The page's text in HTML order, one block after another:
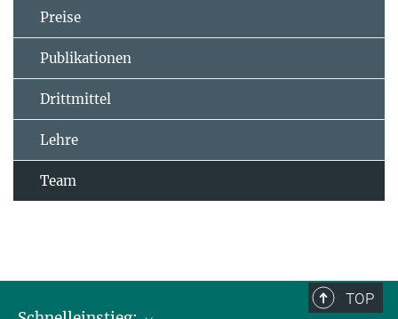
Preise
Publikationen
Drittmittel
Lehre
Team
TOP